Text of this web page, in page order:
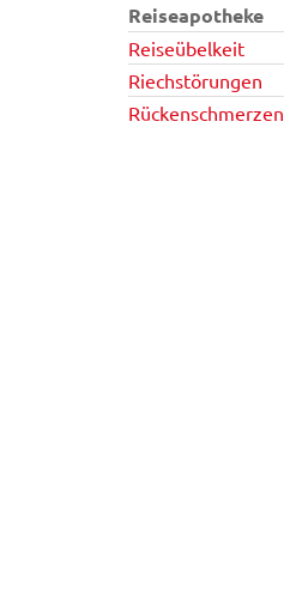
Reiseapotheke
Reiseübelkeit
Riechstörungen
Rückenschmerzen